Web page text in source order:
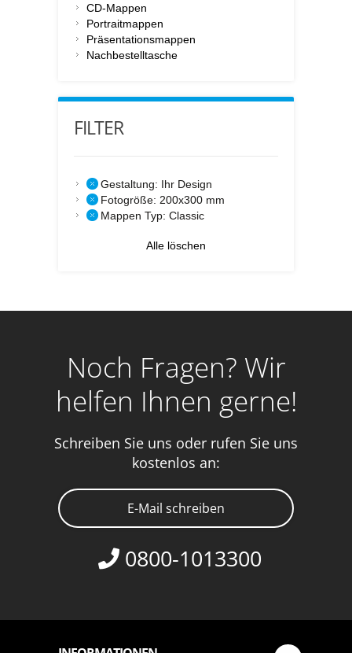
CD-Mappen
Portraitmappen
Präsentationsmappen
Nachbestelltasche
FILTER
Gestaltung: Ihr Design
Fotogröße: 200x300 mm
Mappen Typ: Classic
Alle löschen
Noch Fragen? Wir
helfen Ihnen gerne!
Schreiben Sie uns oder rufen Sie uns
kostenlos an:
E-Mail schreiben
0800-1013300